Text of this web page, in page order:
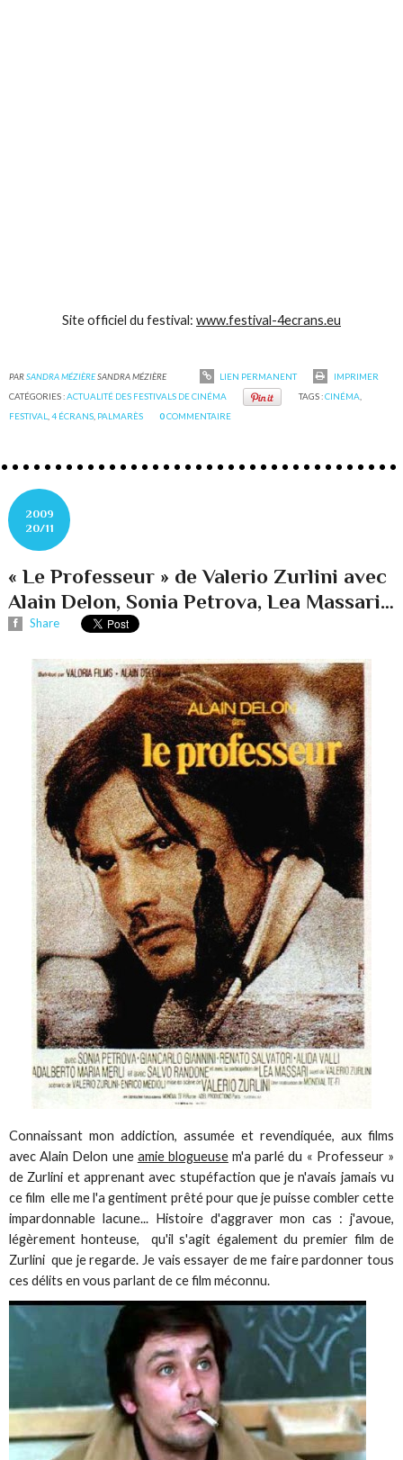
Site officiel du festival: www.festival-4ecrans.eu
PARSANDRA MÉZIÈRESANDRA MÉZIÈRE LIEN PERMANENT
IMPRIMER
CATÉGORIES :ACTUALITÉ DES FESTIVALS DE CINÉMA TAGS :CINÉMA
FESTIVAL ,4 ÉCRANS PALMARÈS 0COMMENTAIRE
2009
20/11
« Le Professeur » de Valerio Zurlini avec
Alain Delon, Sonia Petrova, Lea Massari…
Share
Connaissant mon addiction, assumée et revendiquée, aux films
avec Alain Delon une amie blogueusem'a parlé du « Professeur »
de Zurlini et apprenant avec stupéfaction que je n'avais jamais vu
ce film elle me l'a gentiment prêté pour que je puisse combler cette
impardonnable lacune... Histoire d'aggraver mon cas : j'avoue,
légèrement honteuse, qu'il s'agit également du premier film de
Zurlini que je regarde. Je vais essayer de me faire pardonner tous
ces délits en vous parlant de ce film méconnu.